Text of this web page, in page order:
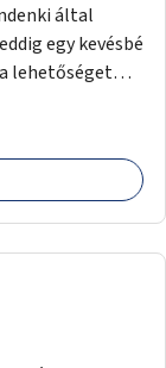
által
egy kevésbé
lehetőséget
számára is.